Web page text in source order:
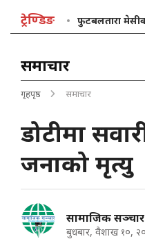
ट्रेण्डिङफुटबलतारा मेसीका
समाचार
गृहपृष्ठ समाचार
डोटीमा
जनाको मृत्यु
सामाजिक सञ्चार
बुधबार, वैशाख १०,